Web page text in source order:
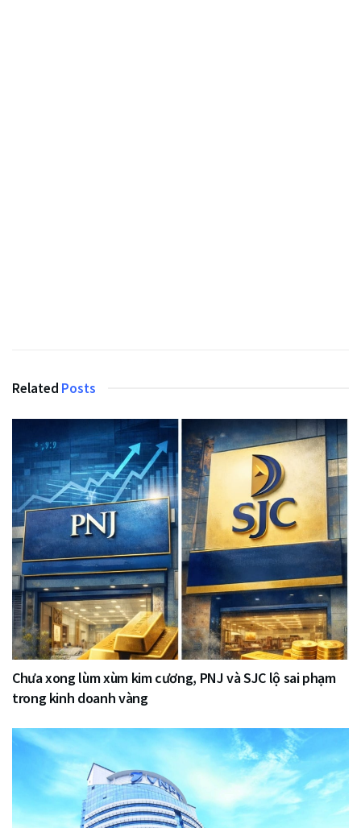
Related Posts
Chưa xong lùm xùm kim cương, PNJ và SJC lộ sai phạm
trong kinh doanh vàng